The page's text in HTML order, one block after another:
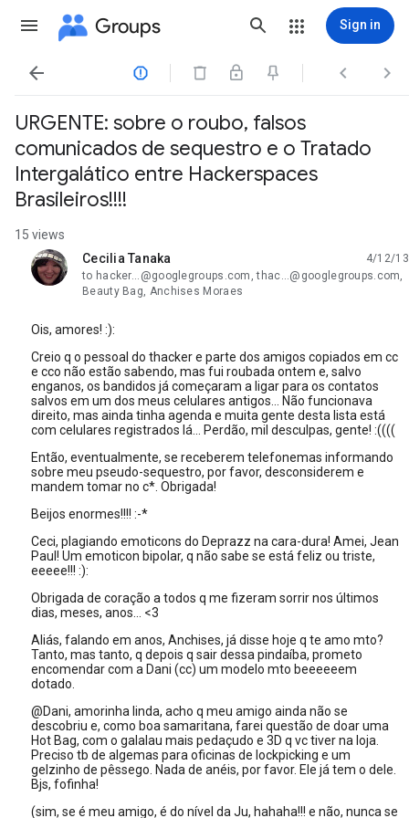
Groups Sign in
   
URGENTE: sobre o roubo, falsos
comunicados de sequestro e o Tratado
Intergalático entre Hackerspaces
Brasileiros!!!!
15 views
Cecilia Tanaka
unread,
4/12/13
to hacker...@googlegroups.com, thac...@googlegroups.com,
Beauty Bag, Anchises Moraes
Ois, amores! :):
Creio q o pessoal do thacker e parte dos amigos copiados em cc
e cco não estão sabendo, mas fui roubada ontem e, salvo
enganos, os bandidos já começaram a ligar para os contatos
salvos em um dos meus celulares antigos... Não funcionava
direito, mas ainda tinha agenda e muita gente desta lista está
com celulares registrados lá... Perdão, mil desculpas, gente! :((((
Então, eventualmente, se receberem telefonemas informando
sobre meu pseudo-sequestro, por favor, desconsiderem e
mandem tomar no c*. Obrigada!
Beijos enormes!!!! :-*
Ceci, plagiando emoticons do Deprazz na cara-dura! Amei, Jean
Paul! Um emoticon bipolar, q não sabe se está feliz ou triste,
eeeee!!! :):
Obrigada de coração a todos q me fizeram sorrir nos últimos
dias, meses, anos... <3
Aliás, falando em anos, Anchises, já disse hoje q te amo mto?
Tanto, mas tanto, q depois q sair dessa pindaíba, prometo
encomendar com a Dani (cc) um modelo mto beeeeeem
dotado.
@Dani, amorinha linda, acho q meu amigo ainda não se
descobriu e, como boa samaritana, farei questão de doar uma
Hot Bag, com o galalau mais pedaçudo e 3D q vc tiver na loja.
Preciso tb de algemas para oficinas de lockpicking e um
gelzinho de pêssego. Nada de anéis, por favor. Ele já tem o dele.
Bjs, fofinha!
(sim, se é meu amigo, é do nível da Ju, hahaha!!! e não, nunca se